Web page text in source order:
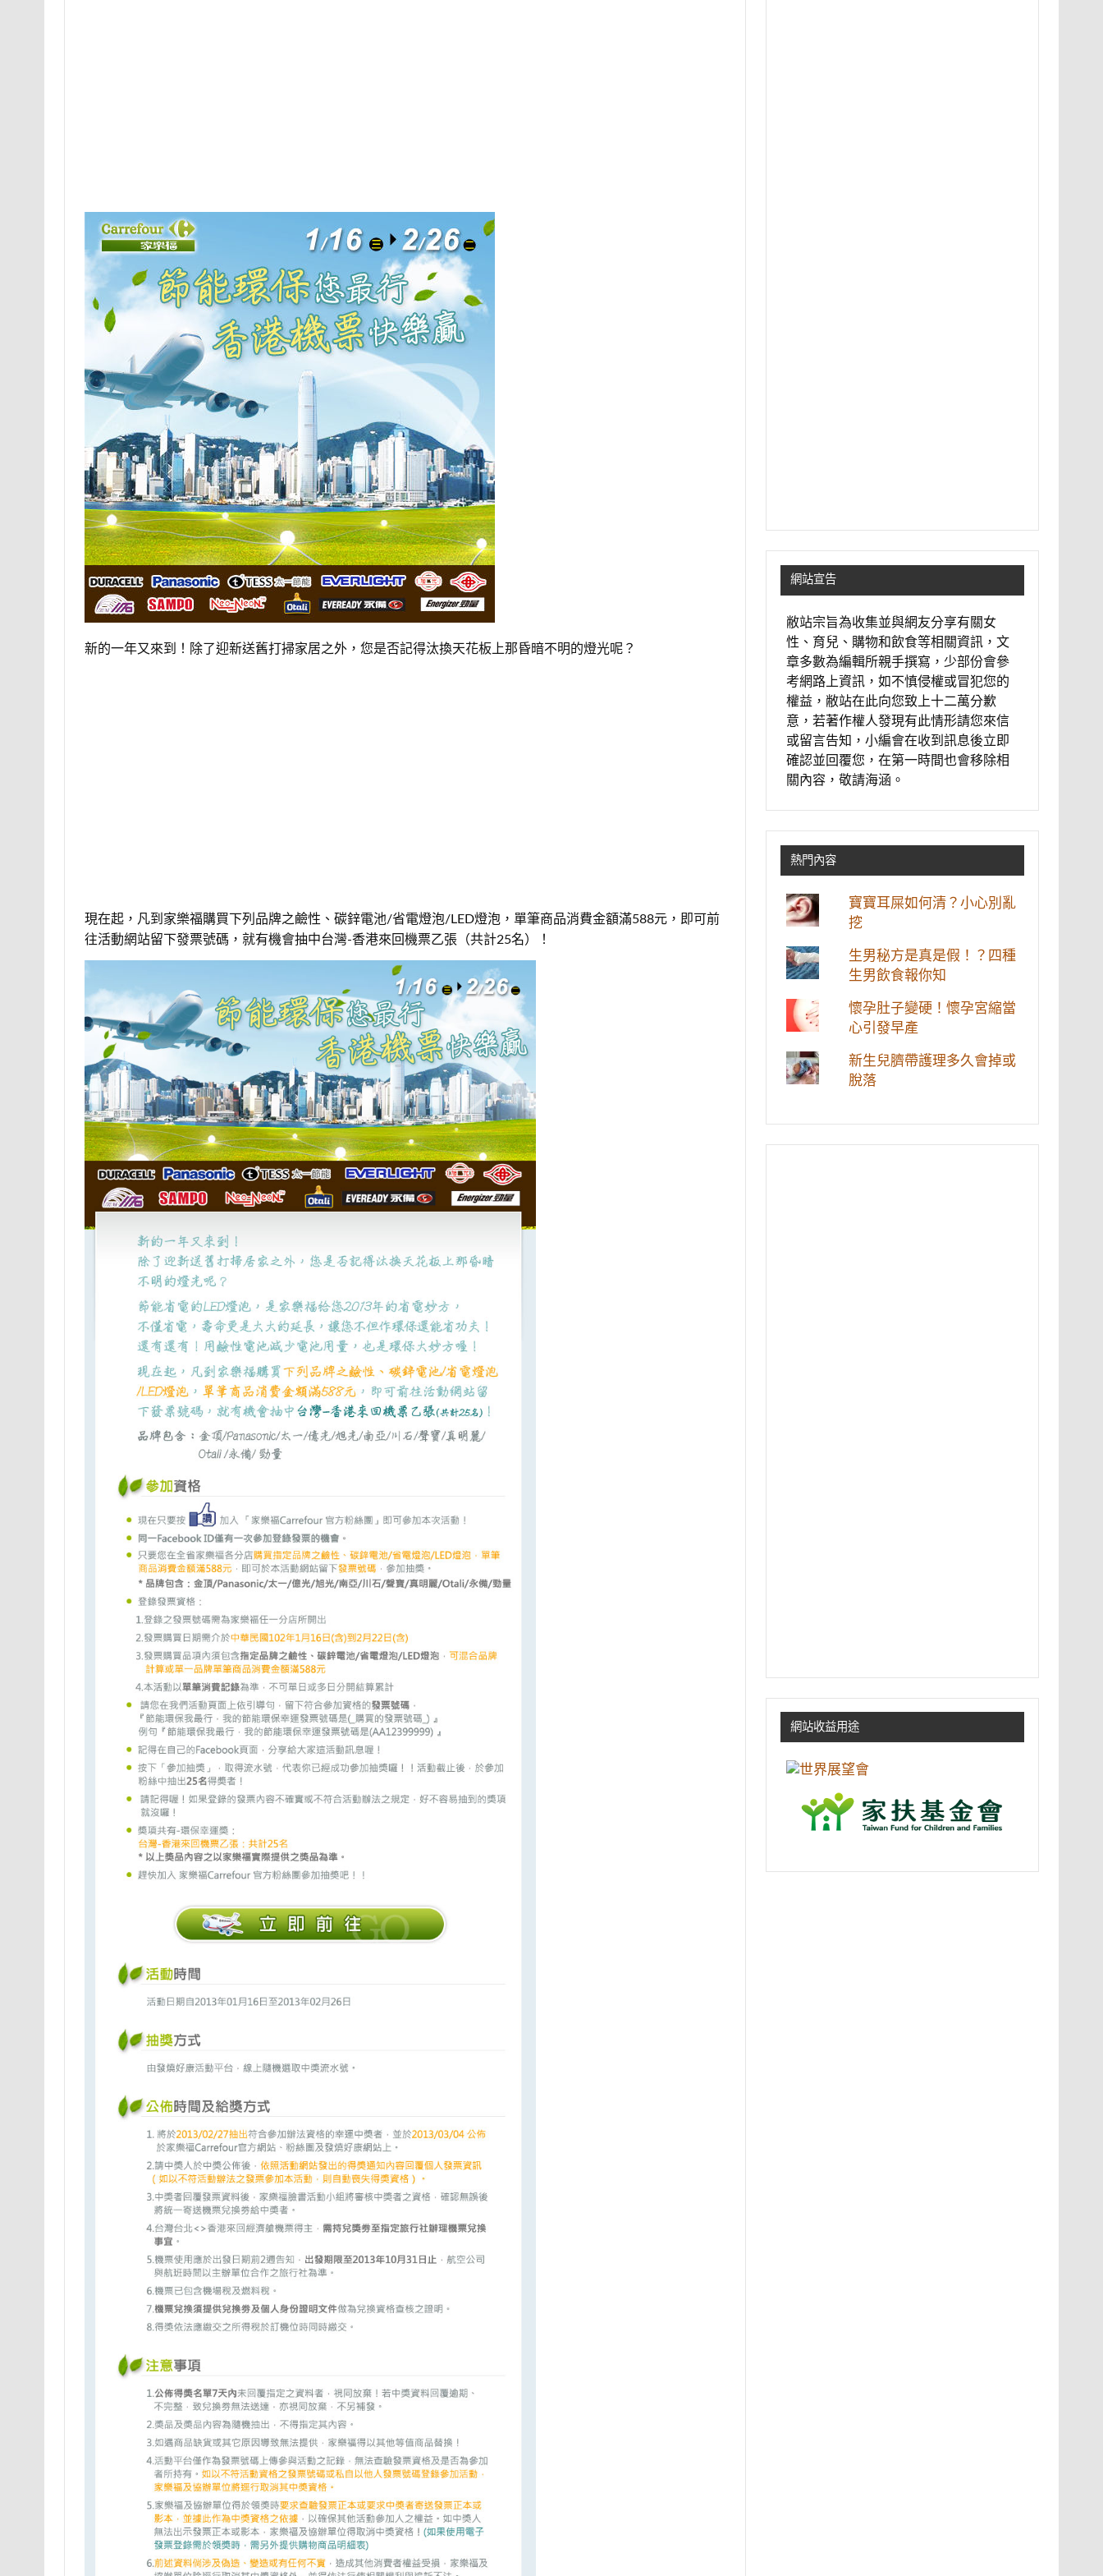
新的一年又來到！除了迎新送舊打掃家居之外，您是否記得汰換天花板上那昏暗不明的燈光呢？
現在起，凡到家樂福購買下列品牌之鹼性、碳鋅電池/省電燈泡/LED燈泡，單筆商品消費金額滿588元，即可前
往活動網站留下發票號碼，就有機會抽中台灣-香港來回機票乙張（共計25名）！
網站宣告
敝站宗旨為收集並與網友分享有關女
性、育兒、購物和飲食等相關資訊，文
章多數為編輯所親手撰寫，少部份會參
考網路上資訊，如不慎侵權或冒犯您的
權益，敝站在此向您致上十二萬分歉
意，若著作權人發現有此情形請您來信
或留言告知，小編會在收到訊息後立即
確認並回覆您，在第一時間也會移除相
關內容，敬請海涵。
熱門內容
寶寶耳屎如何清？小心別亂
挖
生男秘方是真是假！？四種
生男飲食報你知
懷孕肚子變硬！懷孕宮縮當
心引發早產
新生兒臍帶護理多久會掉或
脫落
網站收益用途